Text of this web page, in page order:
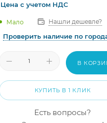
Цена с учетом НДС
Мало Нашли дешевле?
Проверить наличие по
В
КУПИТЬ В 1 КЛИК
Есть вопросы?